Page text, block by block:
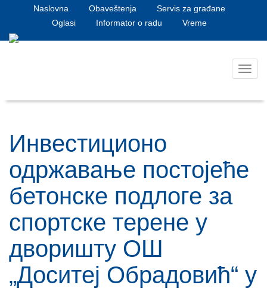
Naslovna Obaveštenja
Servis za građane
Oglasi
Informator o radu Vreme
Инвестиционо
одржавање постојеће
бетонске подлоге за
спортске терене у
дворишту ОШ
„Доситеј Обрадовић“ у